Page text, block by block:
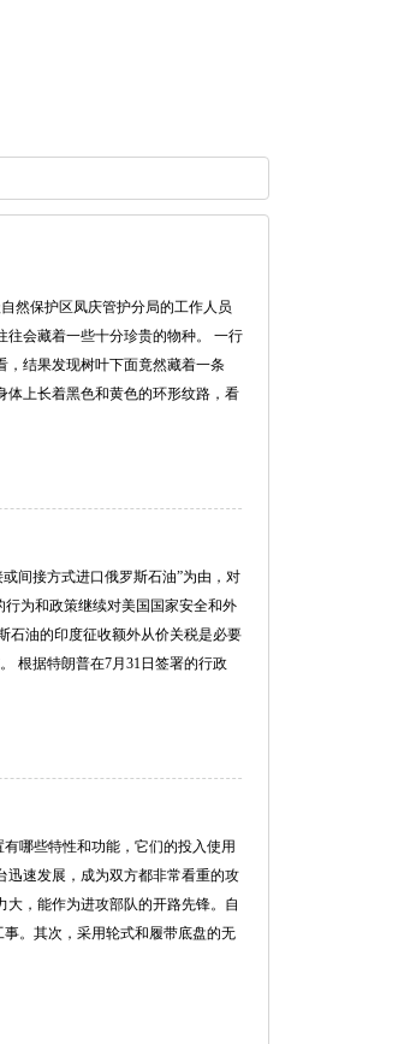
然保护区凤庆管护分局的工作人员
往会藏着一些十分珍贵的物种。 一行
，结果发现树叶下面竟然藏着一条
体上长着黑色和黄色的环形纹路，看
间接方式进口俄罗斯石油”为由，对
为和政策继续对美国国家安全和外
石油的印度征收额外从价关税是必要
根据特朗普在7月31日签署的行政
哪些特性和功能，它们的投入使用
迅速发展，成为双方都非常看重的攻
，能作为进攻部队的开路先锋。自
。其次，采用轮式和履带底盘的无